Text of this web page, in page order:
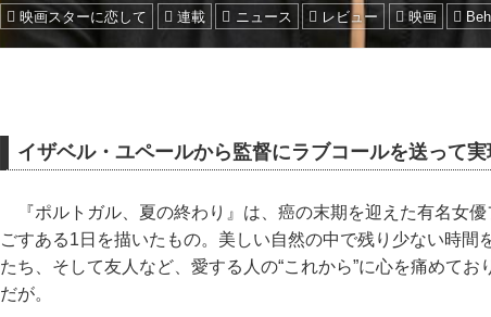
映画スターに恋して 連載 ニュース レビュー 映画
イザベル・ユペールから監督にラブコールを送って
『ポルトガル、夏の終わり』は、癌の末期を迎えた有名女
ごすある1日を描いたもの。美しい自然の中で残り少ない時間
たち、そして友人など、愛する人の“これから”に心を痛めてお
だが。